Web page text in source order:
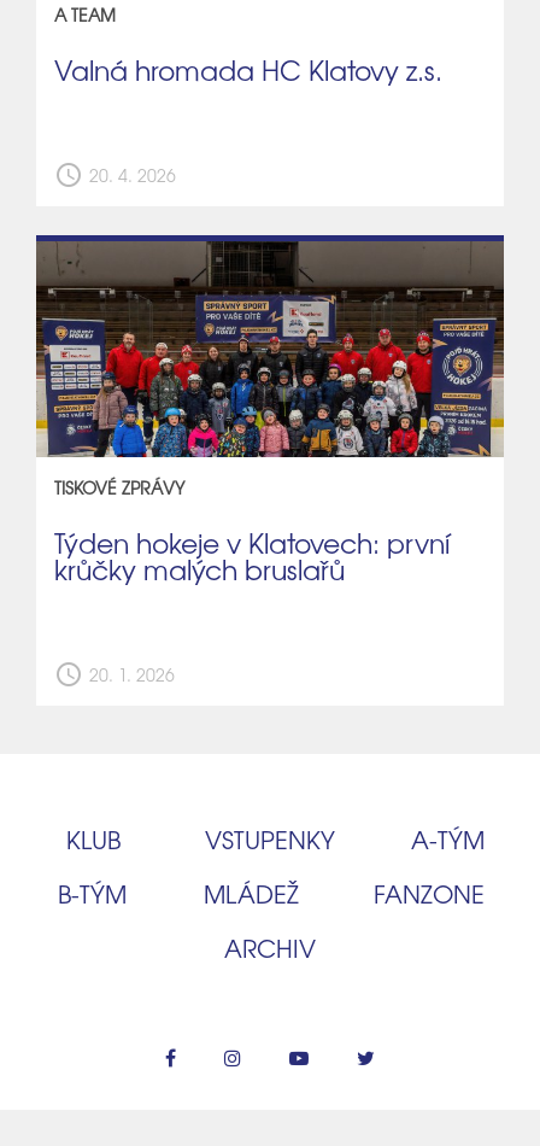
A TEAM
Valná hromada HC Klatovy z.s.
schedule 20. 4. 2026
TISKOVÉ ZPRÁVY
Týden hokeje v Klatovech: první
krůčky malých bruslařů
schedule 20. 1. 2026
KLUB VSTUPENKY
A‑TÝM
B‑TÝM
MLÁDEŽ
FANZONE
ARCHIV